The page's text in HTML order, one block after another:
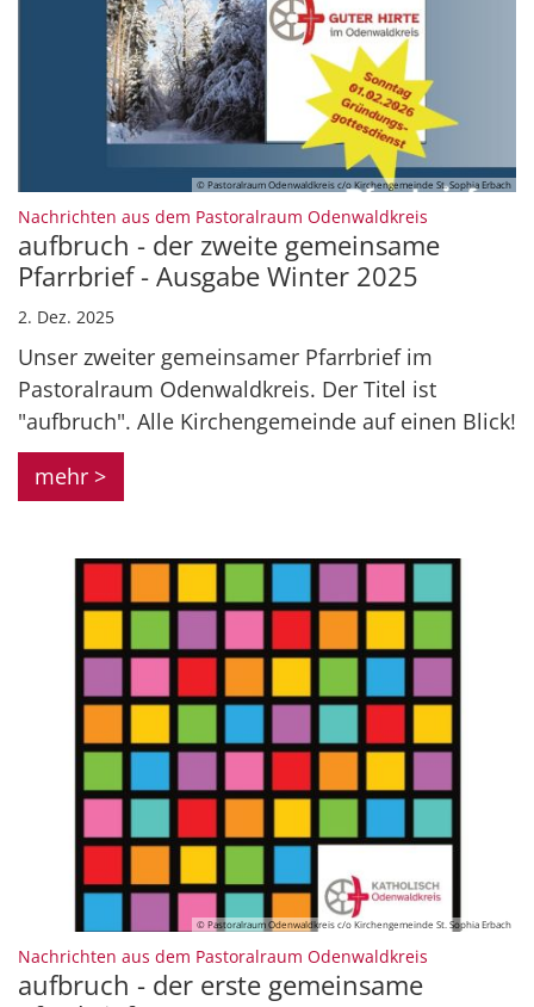
© Pastoralraum Odenwaldkreis c/o Kirchengemeinde St. Sophia Erbach
Nachrichten aus dem Pastoralraum Odenwaldkreis
aufbruch - der zweite gemeinsame
Pfarrbrief - Ausgabe Winter 2025
2. Dez. 2025
Unser zweiter gemeinsamer Pfarrbrief im
Pastoralraum Odenwaldkreis. Der Titel ist
"aufbruch". Alle Kirchengemeinde auf einen Blick!
mehr >
© Pastoralraum Odenwaldkreis c/o Kirchengemeinde St. Sophia Erbach
Nachrichten aus dem Pastoralraum Odenwaldkreis
aufbruch - der erste gemeinsame